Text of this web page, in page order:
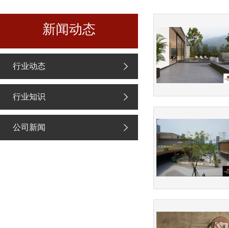
新闻动态
行业动态
行业知识
公司新闻